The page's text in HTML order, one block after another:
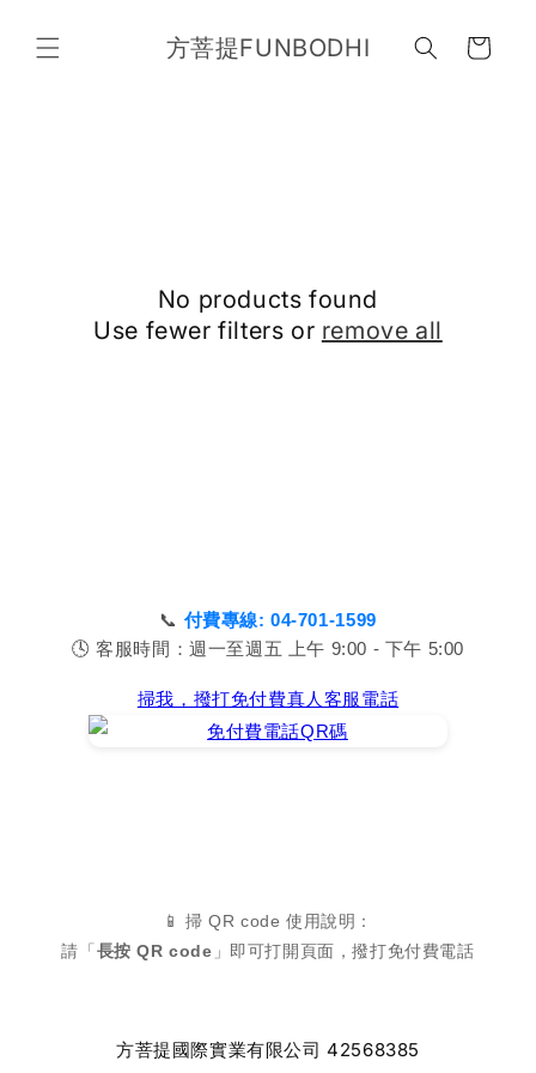
content
方菩提FUNBODHI Cart
No products found
Use fewer filters or remove all
📞 付費專線: 04-701-1599
🕓 客服時間：週一至週五 上午 9:00 - 下午 5:00
掃我，撥打免付費真人客服電話
📱 掃 QR code 使用說明：
請「 長按 QR code 」即可打開頁面，撥打免付費電話
方菩提國際實業有限公司 42568385